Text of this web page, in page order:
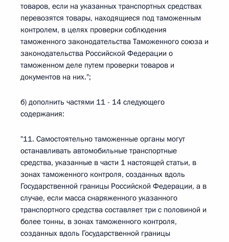
товаров, если на указанных транспортных средствах
перевозятся товары, находящиеся под таможенным
контролем, в целях проверки соблюдения
таможенного законодательства Таможенного союза и
законодательства Российской Федерации о
таможенном деле путем проверки товаров и
документов на них.";
б) дополнить частями 11 - 14 следующего
содержания:
"11. Самостоятельно таможенные органы могут
останавливать автомобильные транспортные
средства, указанные в части 1 настоящей статьи, в
зонах таможенного контроля, созданных вдоль
Государственной границы Российской Федерации, а в
случае, если масса снаряженного указанного
транспортного средства составляет три с половиной и
более тонны, в зонах таможенного контроля,
созданных вдоль Государственной границы